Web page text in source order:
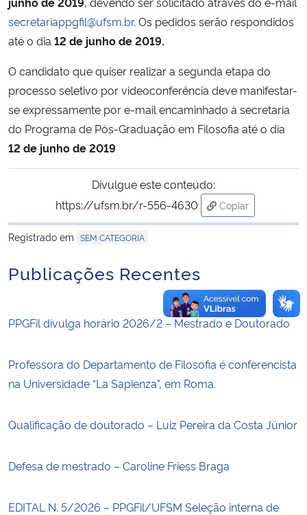
Secretaria-Geral
Secretaria de Governo
Gabinete de Segurança Institucional
secretariappgfil@ufsm.br. Os pedidos serão respondidos
até o dia 12 de junho de 2019.
O candidato que quiser realizar a segunda etapa do
processo seletivo por videoconferência deve manifestar-
se expressamente por e-mail encaminhado à secretaria
do Programa de Pós-Graduação em Filosofia até o dia
12 de junho de 2019
Divulgue este conteúdo:
https://ufsm.br/r-556-4630
Copiar
para área de
Registrado em SEM CATEGORIA
Publicações Recentes
PPGFil divulga horário 2026/2 – Mestrado e Doutorado
Professora do Departamento de Filosofia é conferencista
na Universidade “La Sapienza”, em Roma.
Qualificação de doutorado – Luiz Pereira da Costa Júnior
Defesa de mestrado – Caroline Friess Braga
EDITAL N. 5/2026 – PPGFil/UFSM Seleção interna de